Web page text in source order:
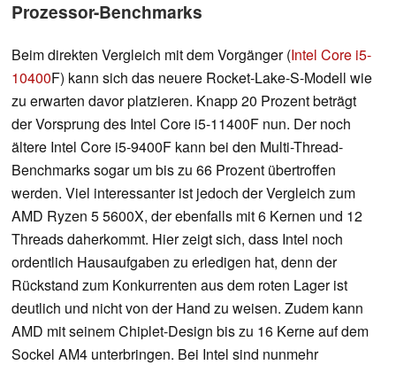
Prozessor-Benchmarks
Beim direkten Vergleich mit dem Vorgänger (Intel Core i5-
10400F) kann sich das neuere Rocket-Lake-S-Modell wie
zu erwarten davor platzieren. Knapp 20 Prozent beträgt
der Vorsprung des Intel Core i5-11400F nun. Der noch
ältere Intel Core i5-9400F kann bei den Multi-Thread-
Benchmarks sogar um bis zu 66 Prozent übertroffen
werden. Viel interessanter ist jedoch der Vergleich zum
AMD Ryzen 5 5600X, der ebenfalls mit 6 Kernen und 12
Threads daherkommt. Hier zeigt sich, dass Intel noch
ordentlich Hausaufgaben zu erledigen hat, denn der
Rückstand zum Konkurrenten aus dem roten Lager ist
deutlich und nicht von der Hand zu weisen. Zudem kann
AMD mit seinem Chiplet-Design bis zu 16 Kerne auf dem
Sockel AM4 unterbringen. Bei Intel sind nunmehr